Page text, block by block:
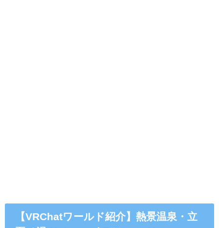
【VRChatワールド紹介】熱景温泉・立